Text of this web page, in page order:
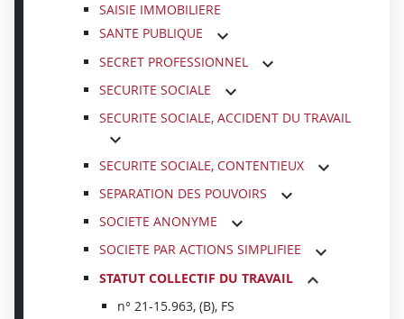
SAISIE IMMOBILIERE
SANTE PUBLIQUE
SECRET PROFESSIONNEL
SECURITE SOCIALE
SECURITE SOCIALE, ACCIDENT DU TRAVAIL
SECURITE SOCIALE, CONTENTIEUX
SEPARATION DES POUVOIRS
SOCIETE ANONYME
SOCIETE PAR ACTIONS SIMPLIFIEE
STATUT COLLECTIF DU TRAVAIL
n° 21-15.963, (B), FS